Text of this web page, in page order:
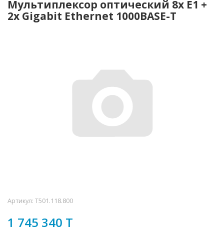
Мультиплексор оптический 8x E1 +
2x Gigabit Ethernet 1000BASE-T
Артикул: T501.118.800
1 745 340 T